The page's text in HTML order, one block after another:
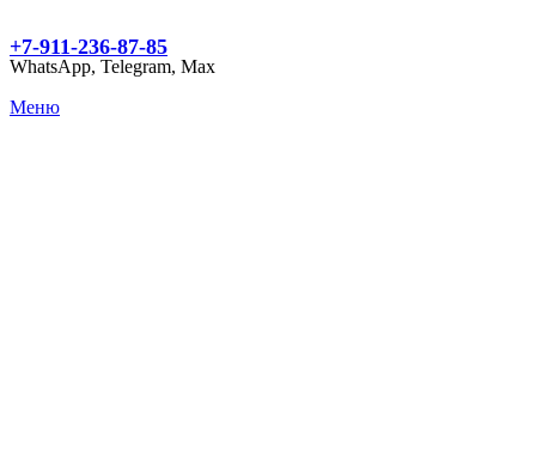
+7-911-236-87-85
WhatsApp, Telegram, Max
Меню